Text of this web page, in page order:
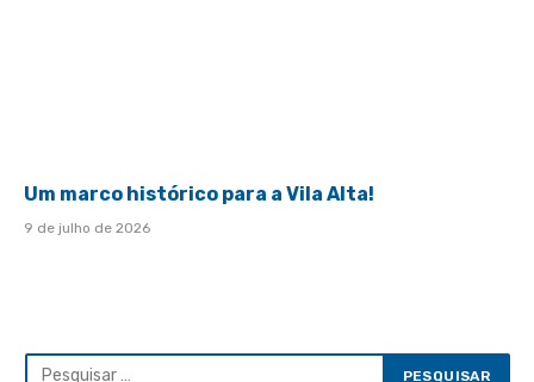
Um marco histórico para a Vila Alta!
9 de julho de 2026